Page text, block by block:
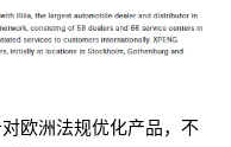
欧洲法规优化产品，不